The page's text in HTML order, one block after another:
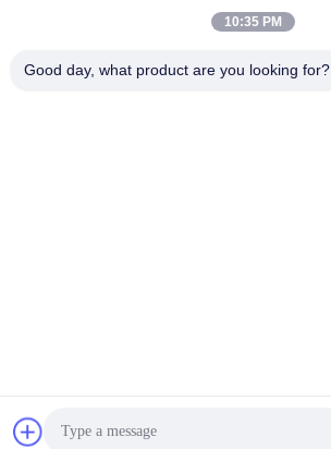
10:35 PM
Good day, what product are you looking for?